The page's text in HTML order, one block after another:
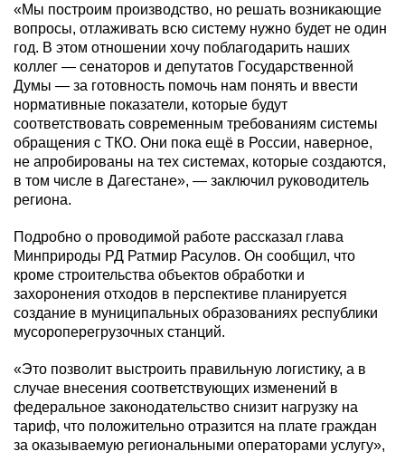
«Мы построим производство, но решать возникающие
вопросы, отлаживать всю систему нужно будет не один
год. В этом отношении хочу поблагодарить наших
коллег — сенаторов и депутатов Государственной
Думы — за готовность помочь нам понять и ввести
нормативные показатели, которые будут
соответствовать современным требованиям системы
обращения с ТКО. Они пока ещё в России, наверное,
не апробированы на тех системах, которые создаются,
в том числе в Дагестане», — заключил руководитель
региона.
Подробно о проводимой работе рассказал глава
Минприроды РД Ратмир Расулов. Он сообщил, что
кроме строительства объектов обработки и
захоронения отходов в перспективе планируется
создание в муниципальных образованиях республики
мусороперегрузочных станций.
«Это позволит выстроить правильную логистику, а в
случае внесения соответствующих изменений в
федеральное законодательство снизит нагрузку на
тариф, что положительно отразится на плате граждан
за оказываемую региональными операторами услугу»,